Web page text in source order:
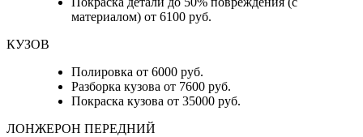
материалом) от 6100 руб.
КУЗОВ
Полировка от 6000 руб.
Разборка кузова от 7600 руб.
Покраска кузова от 35000 руб.
ЛОНЖЕРОН ПЕРЕДНИЙ